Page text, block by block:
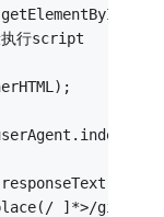
行script
]*>/gi,"